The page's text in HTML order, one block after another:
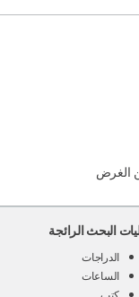
الغرض
البحث الرائجة
الدراجات
الساعات